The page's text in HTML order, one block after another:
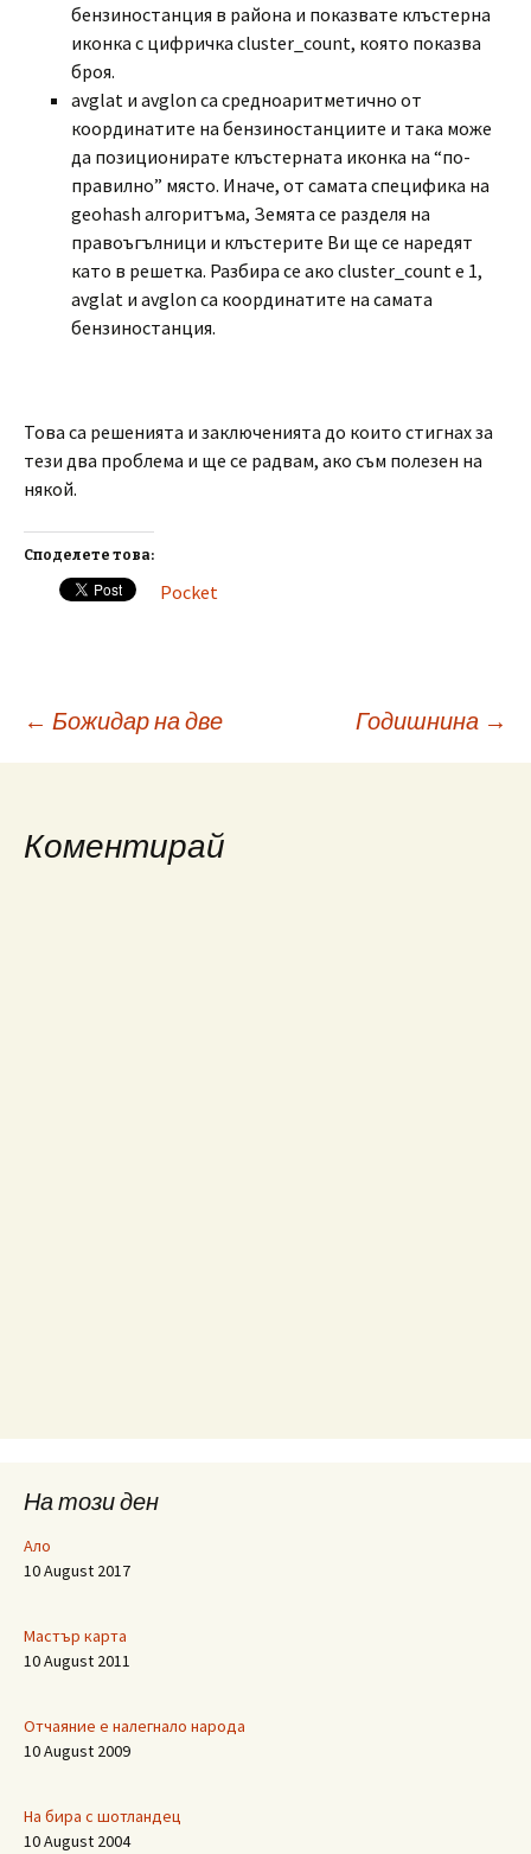
бензиностанция в района и показвате клъстерна
иконка с цифричка cluster_count, която показва
броя.
avglat и avglon са средноаритметично от
координатите на бензиностанциите и така може
да позиционирате клъстерната иконка на “по-
правилно” място. Иначе, от самата специфика на
geohash алгоритъма, Земята се разделя на
правоъгълници и клъстерите Ви ще се наредят
като в решетка. Разбира се ако cluster_count e 1,
avglat и avglon са координатите на самата
бензиностанция.
Това са решенията и заключенията до които стигнах за
тези два проблема и ще се радвам, ако съм полезен на
някой.
Споделете това:
Pocket
Post
← Божидар на две Годишнина →
Коментирай
На този ден
Ало
10 August 2017
Мастър карта
10 August 2011
Отчаяние е налегнало народа
10 August 2009
На бира с шотландец
10 August 2004